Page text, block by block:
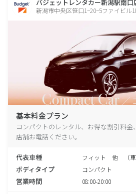
バジェットレンタカー新潟駅南口
新潟市中央区笹口1−20−5ファイビル
基本料金プラン
コンパクトのレンタル、お得な割引料
店舗お電話ください。
代表車種 フィット 他 （車
ボディタイプ コンパクト
営業時間 08:00-20:00